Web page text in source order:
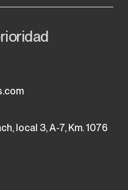
local 3, A-7, Km. 1076